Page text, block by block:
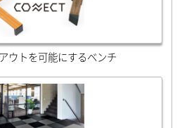
ウトを可能にするベンチ